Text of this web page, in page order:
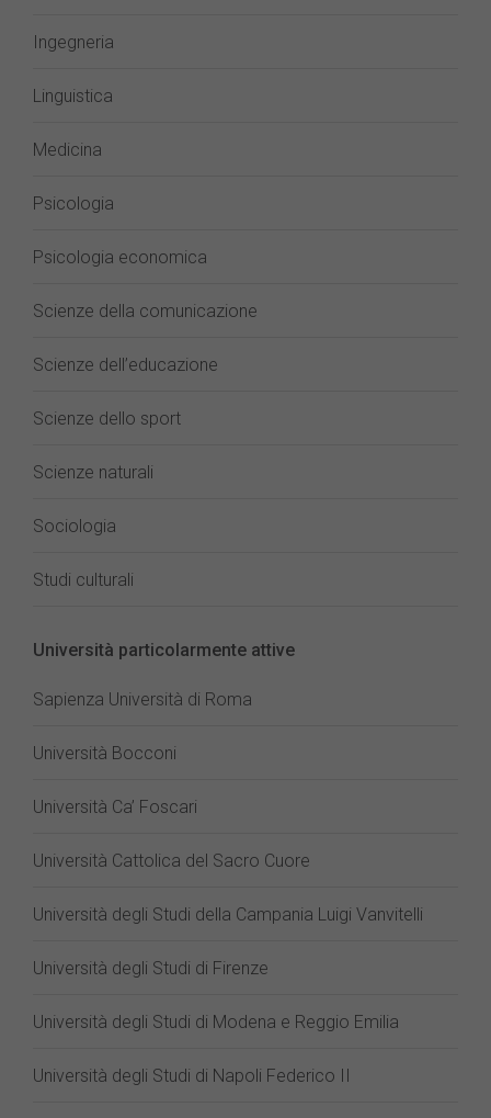
Ingegneria
Linguistica
Medicina
Psicologia
Psicologia economica
Scienze della comunicazione
Scienze dell’educazione
Scienze dello sport
Scienze naturali
Sociologia
Studi culturali
Università particolarmente attive
Sapienza Università di Roma
Università Bocconi
Università Ca’ Foscari
Università Cattolica del Sacro Cuore
Università degli Studi della Campania Luigi Vanvitelli
Università degli Studi di Firenze
Università degli Studi di Modena e Reggio Emilia
Università degli Studi di Napoli Federico II